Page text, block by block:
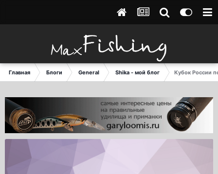
Главная Блоги General Shika - мой блог Кубок России